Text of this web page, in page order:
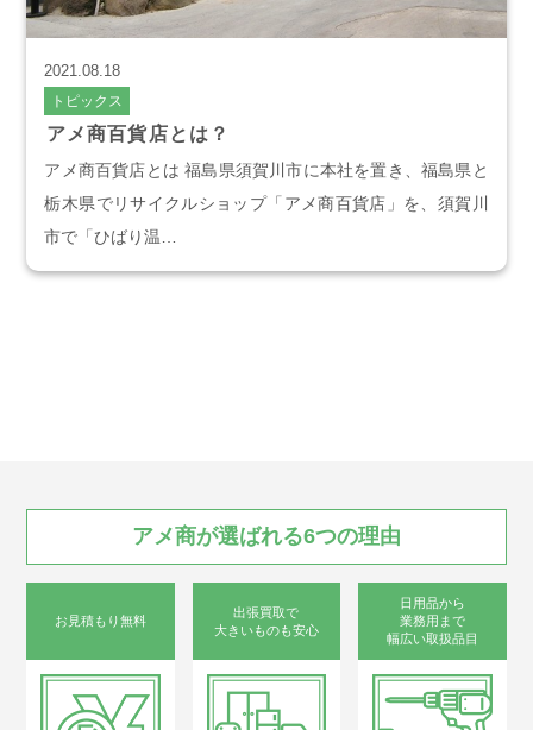
お知らせ
AMESYO MAGAGINE
古物営業法に基づく表示
サイトマップ
2021.08.18
トピックス
アメ商百貨店とは？
アメ商百貨店とは 福島県須賀川市に本社を置き、福島県と
栃木県でリサイクルショップ「アメ商百貨店」を、須賀川
市で「ひばり温…
アメ商が選ばれる6つの理由
お見積もり無料
出張買取で
大きいものも安心
日用品から
業務用まで
幅広い取扱品目